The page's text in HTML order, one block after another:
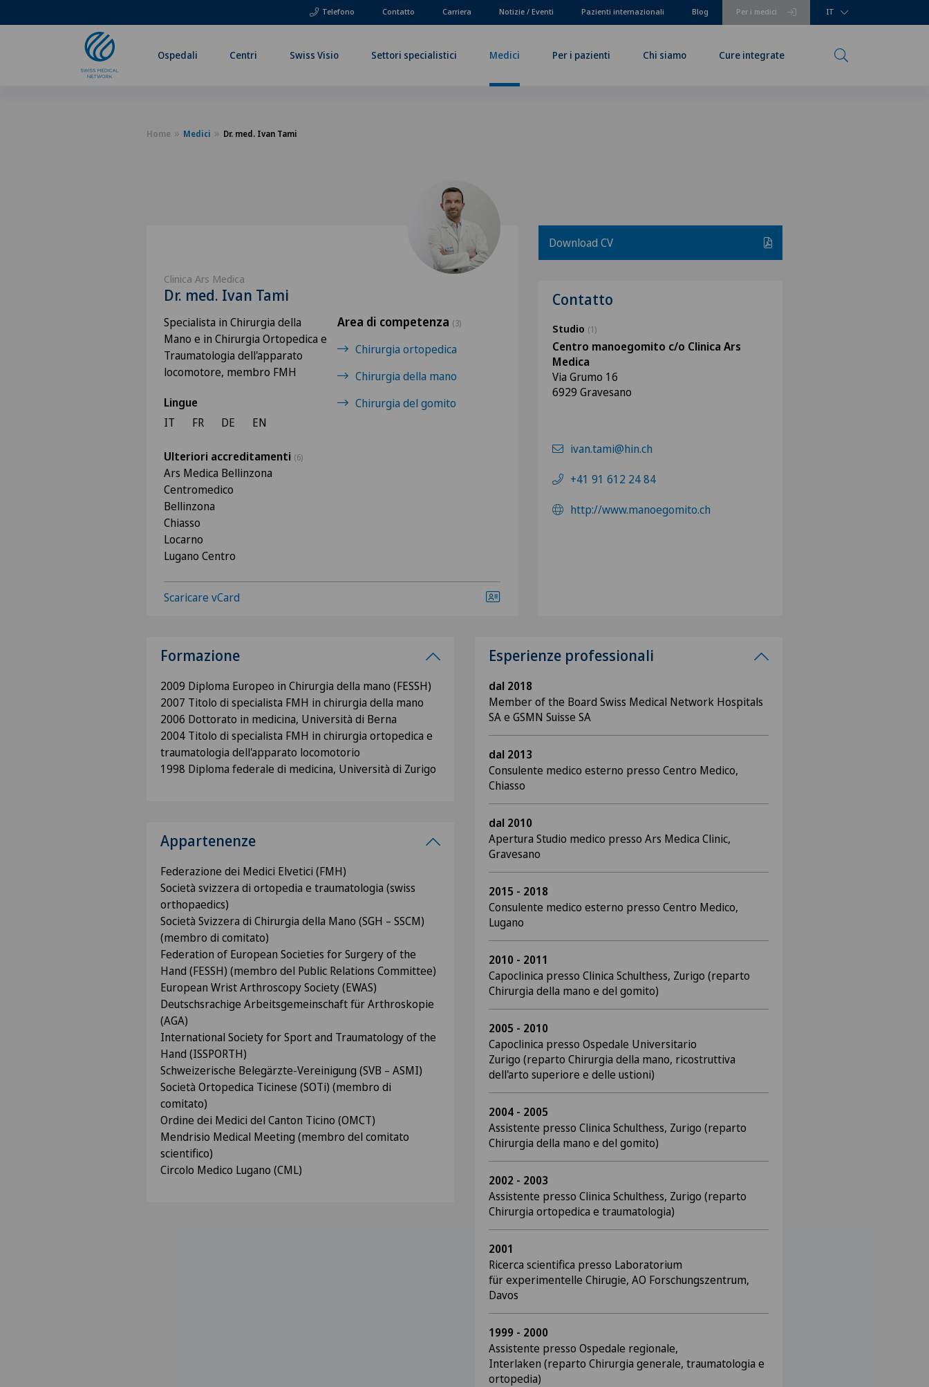
Telefono Per i medici
Contatto Carriera Notizie / Eventi Pazienti internazionali Blog IT
Ospedali Centri Swiss Visio Settori specialistici Medici Per i pazienti Chi siamo Cure integrate
Home Medici Dr. med. Ivan Tami
Clinica Ars Medica
Dr. med. Ivan Tami
Specialista in Chirurgia della
Mano e in Chirurgia Ortopedica e
Traumatologia dell'apparato
locomotore, membro FMH
Lingue
IT
FR DE EN
Area di competenza (3)
Chirurgia ortopedica
Chirurgia della mano
Chirurgia del gomito
Ulteriori accreditamenti (6)
Ars Medica Bellinzona
Centromedico
Bellinzona
Chiasso
Locarno
Lugano Centro
Scaricare vCard
Download CV
Contatto
Studio (1)
Centro manoegomito c/o Clinica Ars
Medica
Via Grumo 16
6929 Gravesano
ivan.tami@hin.ch
+41 91 612 24 84
http://www.manoegomito.ch
Formazione
2009 Diploma Europeo in Chirurgia della mano (FESSH)
2007 Titolo di specialista FMH in chirurgia della mano
2006 Dottorato in medicina, Università di Berna
2004 Titolo di specialista FMH in chirurgia ortopedica e
traumatologia dell'apparato locomotorio
1998 Diploma federale di medicina, Università di Zurigo
Appartenenze
Federazione dei Medici Elvetici (FMH)
Società svizzera di ortopedia e traumatologia (swiss
orthopaedics)
Società Svizzera di Chirurgia della Mano (SGH – SSCM)
(membro di comitato)
Federation of European Societies for Surgery of the
Hand (FESSH) (membro del Public Relations Committee)
European Wrist Arthroscopy Society (EWAS)
Deutschsrachige Arbeitsgemeinschaft für Arthroskopie
(AGA)
International Society for Sport and Traumatology of the
Hand (ISSPORTH)
​Schweizerische Belegärzte-Vereinigung (SVB – ASMI)
Società Ortopedica Ticinese (SOTi) (membro di
comitato)
Ordine dei Medici del Canton Ticino (OMCT)
Mendrisio Medical Meeting (membro del comitato
scientifico)
Circolo Medico Lugano (CML)
Esperienze professionali
dal 2018
Member of the Board Swiss Medical Network Hospitals
SA e GSMN Suisse SA
dal 2013
Consulente medico esterno presso Centro Medico,
Chiasso
dal 2010
Apertura Studio medico presso Ars Medica Clinic,
Gravesano
2015 - 2018
Consulente medico esterno presso Centro Medico,
Lugano
2010 - 2011
Capoclinica presso Clinica Schulthess, Zurigo (reparto
Chirurgia della mano e del gomito)
2005 - 2010
Capoclinica presso Ospedale Universitario
Zurigo (reparto Chirurgia della mano, ricostruttiva
dell'arto superiore e delle ustioni)
2004 - 2005
Assistente presso Clinica Schulthess, Zurigo (reparto
Chirurgia della mano e del gomito)
2002 - 2003
Assistente presso Clinica Schulthess, Zurigo (reparto
Chirurgia ortopedica e traumatologia)
2001
Ricerca scientifica presso Laboratorium
für experimentelle Chirugie, AO Forschungszentrum,
Davos
1999 - 2000
Assistente presso Ospedale regionale,
Interlaken (reparto Chirurgia generale, traumatologia e
ortopedia)